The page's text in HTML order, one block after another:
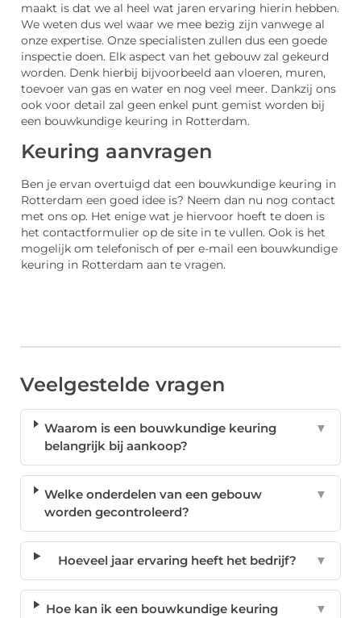
maakt is dat we al heel wat jaren ervaring hierin hebben.
We weten dus wel waar we mee bezig zijn vanwege al
onze expertise. Onze specialisten zullen dus een goede
inspectie doen. Elk aspect van het gebouw zal gekeurd
worden. Denk hierbij bijvoorbeeld aan vloeren, muren,
toevoer van gas en water en nog veel meer. Dankzij ons
ook voor detail zal geen enkel punt gemist worden bij
een bouwkundige keuring in Rotterdam.
Keuring aanvragen
Ben je ervan overtuigd dat een bouwkundige keuring in
Rotterdam een goed idee is? Neem dan nu nog contact
met ons op. Het enige wat je hiervoor hoeft te doen is
het contactformulier op de site in te vullen. Ook is het
mogelijk om telefonisch of per e-mail een bouwkundige
keuring in Rotterdam aan te vragen.
Veelgestelde vragen
Waarom is een bouwkundige keuring
belangrijk bij aankoop?
▼
Welke onderdelen van een gebouw
worden gecontroleerd?
▼
Hoeveel jaar ervaring heeft het bedrijf? ▼
Hoe kan ik een bouwkundige keuring
▼